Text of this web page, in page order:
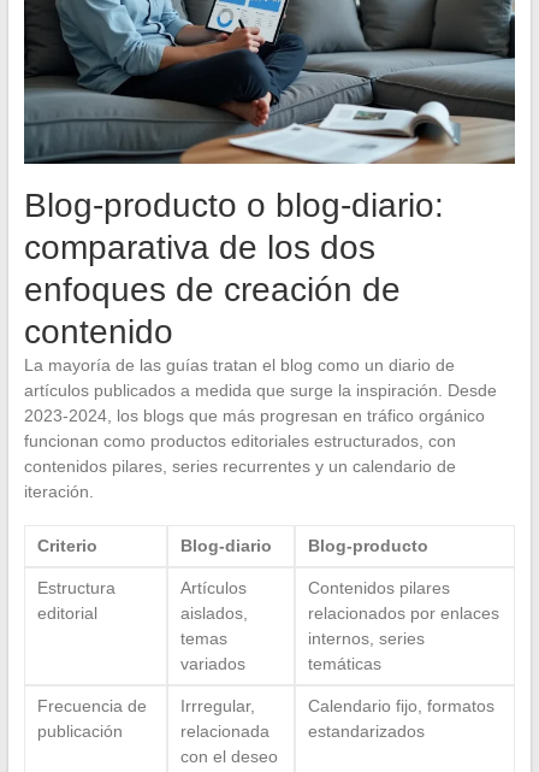
Blog-producto o blog-diario:
comparativa de los dos
enfoques de creación de
contenido
La mayoría de las guías tratan el blog como un diario de
artículos publicados a medida que surge la inspiración. Desde
2023-2024, los blogs que más progresan en tráfico orgánico
funcionan como productos editoriales estructurados, con
contenidos pilares, series recurrentes y un calendario de
iteración.
Criterio Blog-diario Blog-producto
Estructura
editorial
Artículos
aislados,
temas
variados
Contenidos pilares
relacionados por enlaces
internos, series
temáticas
Frecuencia de
publicación
Irrregular,
relacionada
con el deseo
Calendario fijo, formatos
estandarizados